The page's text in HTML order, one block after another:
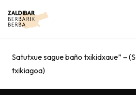
Satutxue sague baño txikidxaue” –
txikiagoa)